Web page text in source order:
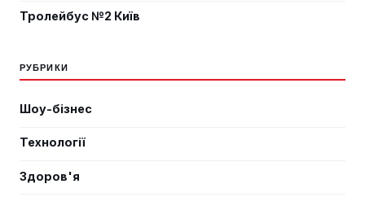
Тролейбус №2 Київ
РУБРИКИ
Шоу-бізнес
Технології
Здоров'я